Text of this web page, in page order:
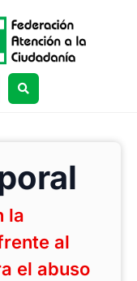
la
al
el abuso